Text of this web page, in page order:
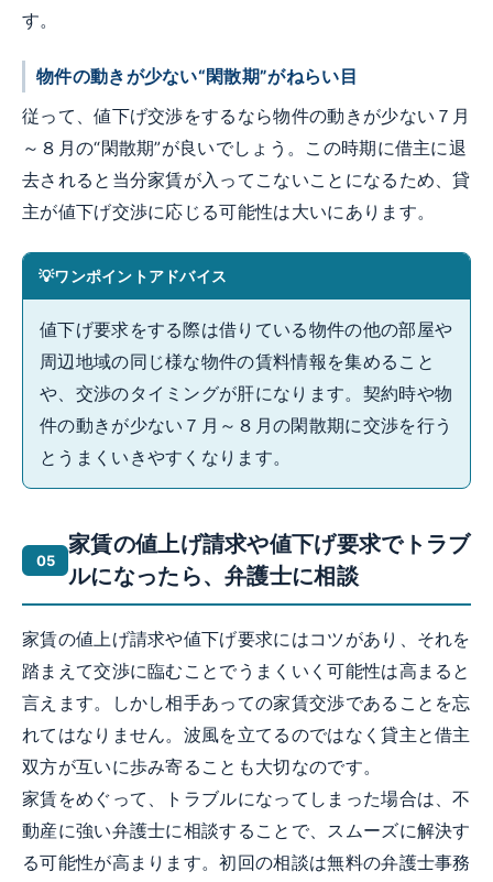
す。
物件の動きが少ない“閑散期”がねらい目
従って、値下げ交渉をするなら物件の動きが少ない７月
～８月の“閑散期”が良いでしょう。この時期に借主に退
去されると当分家賃が入ってこないことになるため、貸
主が値下げ交渉に応じる可能性は大いにあります。
ワンポイントアドバイス
値下げ要求をする際は借りている物件の他の部屋や
周辺地域の同じ様な物件の賃料情報を集めること
や、交渉のタイミングが肝になります。契約時や物
件の動きが少ない７月～８月の閑散期に交渉を行う
とうまくいきやすくなります。
家賃の値上げ請求や値下げ要求でトラブ
ルになったら、弁護士に相談
家賃の値上げ請求や値下げ要求にはコツがあり、それを
踏まえて交渉に臨むことでうまくいく可能性は高まると
言えます。しかし相手あっての家賃交渉であることを忘
れてはなりません。波風を立てるのではなく貸主と借主
双方が互いに歩み寄ることも大切なのです。
家賃をめぐって、トラブルになってしまった場合は、不
動産に強い弁護士に相談することで、スムーズに解決す
る可能性が高まります。初回の相談は無料の弁護士事務